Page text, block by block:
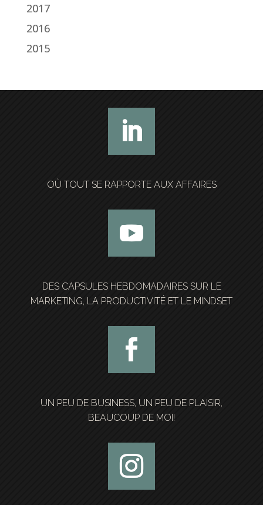
2017
2016
2015
OÙ TOUT SE RAPPORTE AUX AFFAIRES
DES CAPSULES HEBDOMADAIRES SUR LE
MARKETING, LA PRODUCTIVITÉ ET LE MINDSET
UN PEU DE BUSINESS, UN PEU DE PLAISIR,
BEAUCOUP DE MOI!